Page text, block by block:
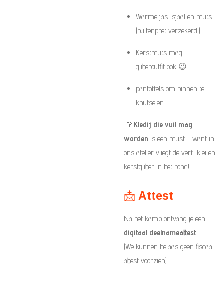
Warme jas, sjaal en muts
(buitenpret verzekerd!)
Kerstmuts mag –
glitteroutfit ook 😉
pantoffels om binnen te
knutselen
👕 Kledij die vuil mag
worden is een must – want in
ons atelier vliegt de verf, klei en
kerstglitter in het rond!
📩 Attest
Na het kamp ontvang je een
digitaal deelnameattest
(We kunnen helaas geen fiscaal
attest voorzien)